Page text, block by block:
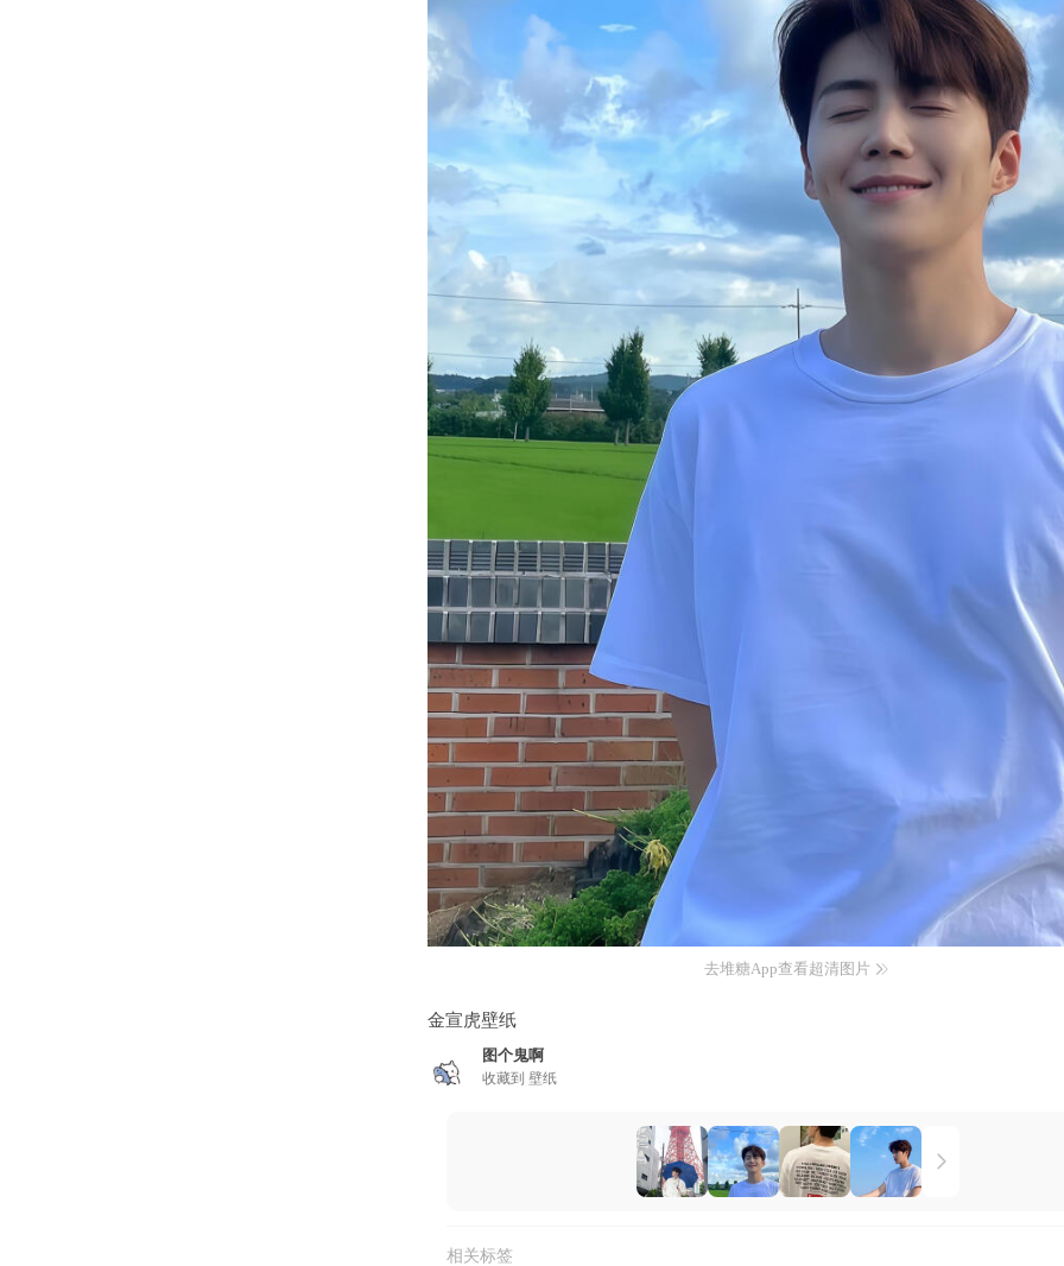
去堆糖App查看超清图片
金宣虎壁纸
图个鬼啊
收藏到 壁纸
相关标签